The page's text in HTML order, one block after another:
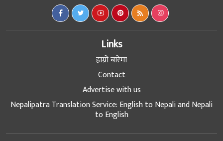
Links
हाम्रो बारेमा
Contact
Advertise with us
Nepalipatra Translation Service: English to Nepali and Nepali
to English